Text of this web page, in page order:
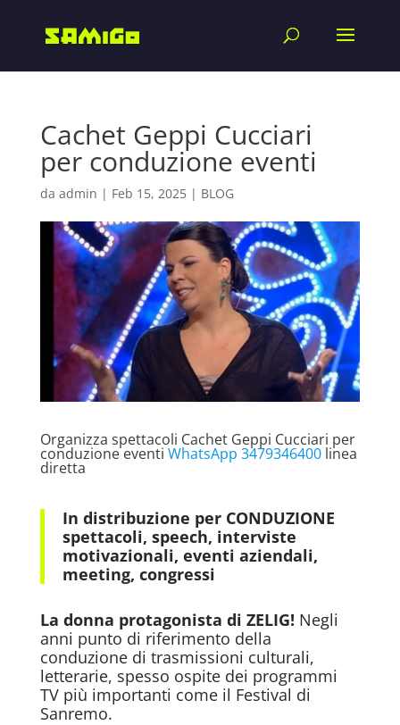
Cachet Geppi Cucciari
per conduzione eventi
da admin | Feb 15, 2025| BLOG
Organizza spettacoli Cachet Geppi Cucciari per
conduzione eventi WhatsApp 3479346400linea
diretta
In distribuzione per CONDUZIONE
spettacoli, speech, interviste
motivazionali, eventi aziendali,
meeting, congressi
La donna protagonista di ZELIG! Negli
anni punto di riferimento della
conduzione di trasmissioni culturali,
letterarie, spesso ospite dei programmi
TV più importanti come il Festival di
Sanremo.